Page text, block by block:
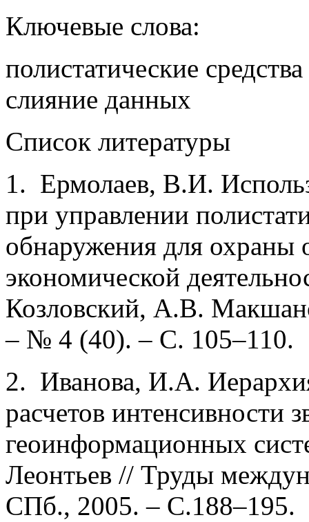
Ключевые слова:
полистатические
слияние данных
Список литературы
1. Ермолаев, В.И.
при управлении
обнаружения для охраны
экономической
Козловский, А.В.
– № 4 (40). – С. 105–110.
2. Иванова, И.А.
расчетов интенсивности
геоинформационных
Леонтьев // Труды
СПб., 2005. – С.188–195.